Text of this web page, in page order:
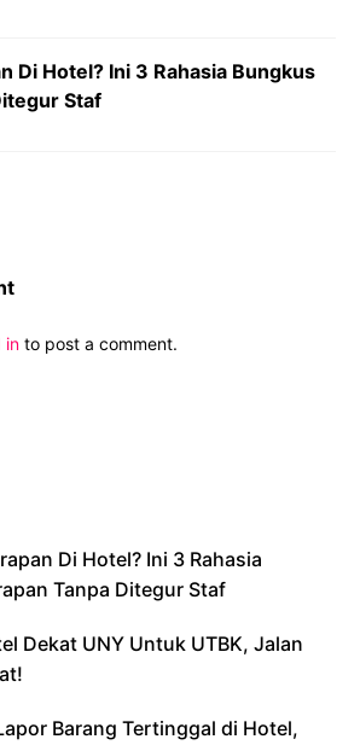
Di Hotel? Ini 3 Rahasia Bungkus
Staf
in to post a comment.
Di Hotel? Ini 3 Rahasia
Tanpa Ditegur Staf
Dekat UNY Untuk UTBK, Jalan
Barang Tertinggal di Hotel,